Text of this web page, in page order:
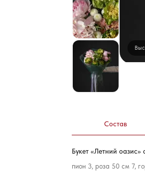
Состав
Букет «Летний оазис»
пион 3, роза 50 см 7,